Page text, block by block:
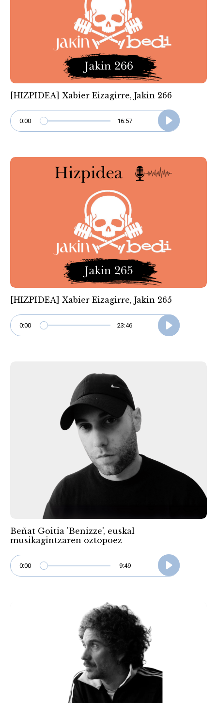
[HIZPIDEA] Xabier Eizagirre, Jakin 266
0:00 16:57
[HIZPIDEA] Xabier Eizagirre, Jakin 265
0:00 23:46
Beñat Goitia 'Benizze', euskal
musikagintzaren oztopoez
0:00 9:49